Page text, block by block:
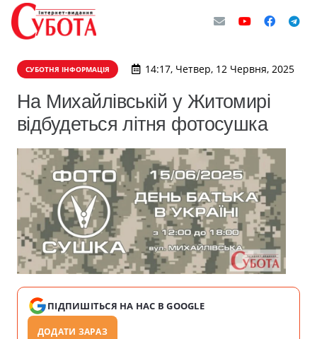
СУБОТНЯ ІНФОРМАЦІЯ 14:17, Четвер, 12 Червня, 2025
На Михайлівській у Житомирі
відбудеться літня фотосушка
ПІДПИШІТЬСЯ НА НАС В GOOGLE
ДОДАТИ ЗАРАЗ